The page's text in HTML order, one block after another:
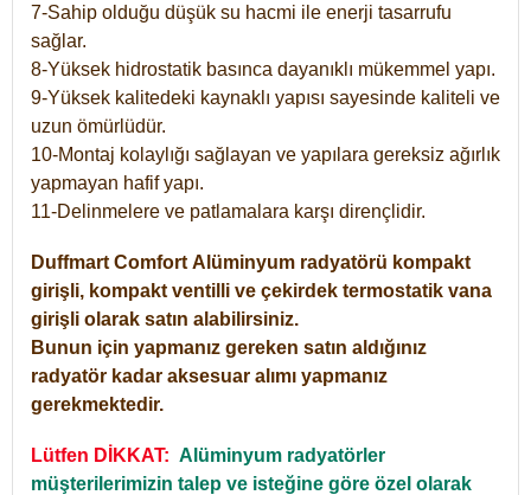
7-Sahip olduğu düşük su hacmi ile enerji tasarrufu
sağlar.
8-Yüksek hidrostatik basınca dayanıklı mükemmel yapı.
9-Yüksek kalitedeki kaynaklı yapısı sayesinde kaliteli ve
uzun ömürlüdür.
10-Montaj kolaylığı sağlayan ve yapılara gereksiz ağırlık
yapmayan hafif yapı.
11-Delinmelere ve patlamalara karşı dirençlidir.
Duffmart Comfort Alüminyum radyatörü kompakt
girişli, kompakt ventilli ve çekirdek termostatik vana
girişli olarak satın alabilirsiniz.
Bunun için yapmanız gereken satın aldığınız
radyatör kadar aksesuar alımı yapmanız
gerekmektedir.
Lütfen DİKKAT: Alüminyum radyatörler
müşterilerimizin talep ve isteğine göre özel olarak